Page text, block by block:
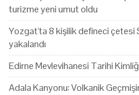
turizme yeni umut oldu
Yozgat'ta 8 kişilik defineci çetesi
yakalandı
Edirne Mevlevihanesi Tarihi
Adala Kanyonu: Volkanik